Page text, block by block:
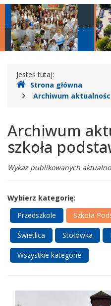
Gdzie
jesteśmy
Jesteś tutaj:
Strona główna
Archiwum
Archiwum
szkoła
Wykaz publikowanych
Wybierz kategorię:
Przedszkole
Szkoła
Świetlica Stołówka
Wszystkie kategorie